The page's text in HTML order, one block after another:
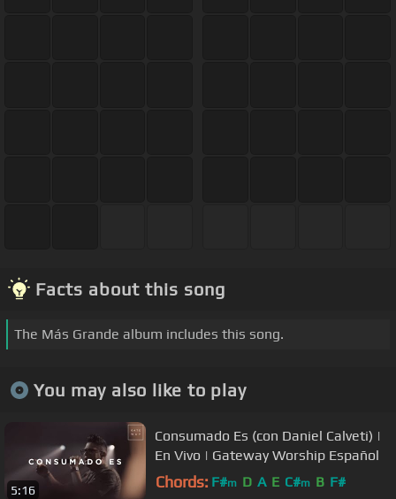
Facts about this song
The Más Grande album includes this song.
You may also like to play
5:16
Consumado Es (con Daniel Calveti) |
En Vivo | Gateway Worship Español
Chords: F#m D A E C#m B F#